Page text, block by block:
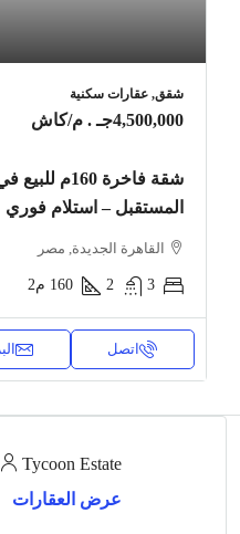
شقق, عقارات سكنية
4,500,000جـ . م /كاش
شقة فاخرة
المستقبل – استلام فوري
القاهرة الجديدة, مصر
3
2
160 م2
اتصل
Tycoon Estate
عرض العقارات